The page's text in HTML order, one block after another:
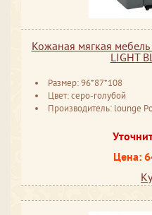
Кожаная мягкая
LIGHT
Размер: 96*87*108
Цвет: серо-голубой
Производитель: lounge
Цена: